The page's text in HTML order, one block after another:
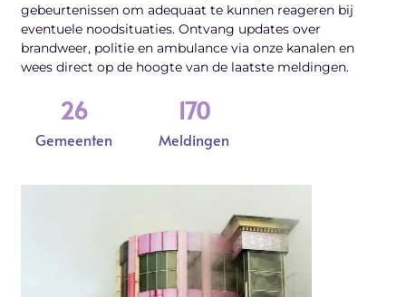
gebeurtenissen om adequaat te kunnen reageren bij
eventuele noodsituaties. Ontvang updates over
brandweer, politie en ambulance via onze kanalen en
wees direct op de hoogte van de laatste meldingen.
Gemeenten
26
Meldingen
170